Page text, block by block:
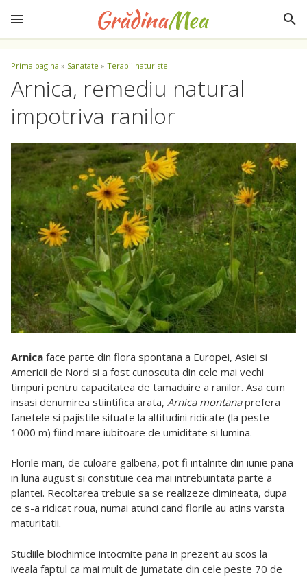
Prima pagina » Sanatate » Terapii naturiste
Arnica, remediu natural
impotriva ranilor
Arnica face parte din flora spontana a Europei, Asiei si
Americii de Nord si a fost cunoscuta din cele mai vechi
timpuri pentru capacitatea de tamaduire a ranilor. Asa cum
insasi denumirea stiintifica arata, Arnica montanaprefera
fanetele si pajistile situate la altitudini ridicate (la peste
1000 m) fiind mare iubitoare de umiditate si lumina.
Florile mari, de culoare galbena, pot fi intalnite din iunie pana
in luna august si constituie cea mai intrebuintata parte a
plantei. Recoltarea trebuie sa se realizeze dimineata, dupa
ce s-a ridicat roua, numai atunci cand florile au atins varsta
maturitatii.
Studiile biochimice intocmite pana in prezent au scos la
iveala faptul ca mai mult de jumatate din cele peste 70 de